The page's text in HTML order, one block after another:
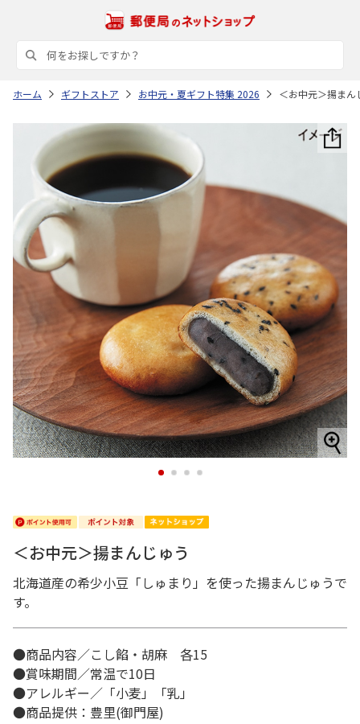
ホーム ギフトストア お中元・夏ギフト特集 2026 ＜お中元＞揚まん
1 2 3 4
＜お中元＞揚まんじゅう
北海道産の希少小豆「しゅまり」を使った揚まんじゅうで
す。
●商品内容／こし餡・胡麻 各15
●賞味期間／常温で10日
●アレルギー／「小麦」「乳」
●商品提供：豊里(御門屋)